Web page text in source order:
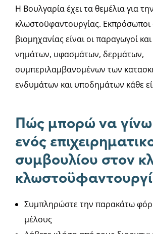
Η Βουλγαρία έχει τα θεμέλια για
κλωστοϋφαντουργίας. Εκπρόσωποι
βιομηχανίας είναι οι παραγωγοί
νημάτων, υφασμάτων, δερμάτων,
συμπεριλαμβανομένων των
ενδυμάτων και υποδημάτων κάθε
Πώς μπορώ να
ενός
συμβουλίου στον
Συμπληρώστε την παρακάτω
μέλους